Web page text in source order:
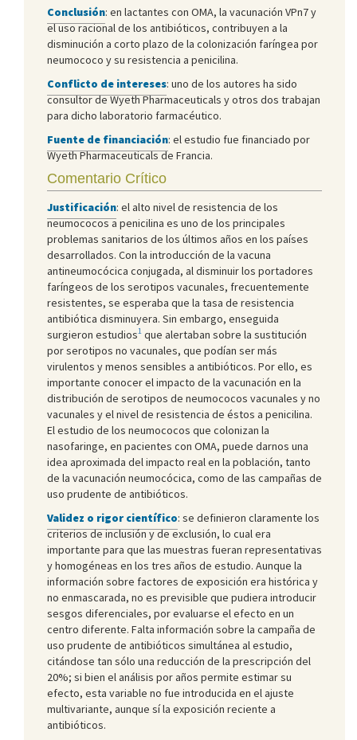
Conclusión: en lactantes con OMA, la vacunación VPn7 y
el uso racional de los antibióticos, contribuyen a la
disminución a corto plazo de la colonización faríngea por
neumococo y su resistencia a penicilina.
Conflicto de intereses: uno de los autores ha sido
consultor de Wyeth Pharmaceuticals y otros dos trabajan
para dicho laboratorio farmacéutico.
Fuente de financiación: el estudio fue financiado por
Wyeth Pharmaceuticals de Francia.
Comentario Crítico
Justificación: el alto nivel de resistencia de los
neumococos a penicilina es uno de los principales
problemas sanitarios de los últimos años en los países
desarrollados. Con la introducción de la vacuna
antineumocócica conjugada, al disminuir los portadores
faríngeos de los serotipos vacunales, frecuentemente
resistentes, se esperaba que la tasa de resistencia
antibiótica disminuyera. Sin embargo, enseguida
surgieron estudios1 que alertaban sobre la sustitución
por serotipos no vacunales, que podían ser más
virulentos y menos sensibles a antibióticos. Por ello, es
importante conocer el impacto de la vacunación en la
distribución de serotipos de neumococos vacunales y no
vacunales y el nivel de resistencia de éstos a penicilina.
El estudio de los neumococos que colonizan la
nasofaringe, en pacientes con OMA, puede darnos una
idea aproximada del impacto real en la población, tanto
de la vacunación neumocócica, como de las campañas de
uso prudente de antibióticos.
Validez o rigor científico: se definieron claramente los
criterios de inclusión y de exclusión, lo cual era
importante para que las muestras fueran representativas
y homogéneas en los tres años de estudio. Aunque la
información sobre factores de exposición era histórica y
no enmascarada, no es previsible que pudiera introducir
sesgos diferenciales, por evaluarse el efecto en un
centro diferente. Falta información sobre la campaña de
uso prudente de antibióticos simultánea al estudio,
citándose tan sólo una reducción de la prescripción del
20%; si bien el análisis por años permite estimar su
efecto, esta variable no fue introducida en el ajuste
multivariante, aunque sí la exposición reciente a
antibióticos.